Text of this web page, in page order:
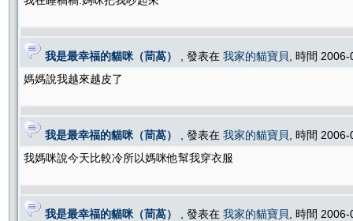
我是最幸福的貓咪（茼萵） , 發表在 我家的貓寶貝
, 時間
媽媽說我越來越皮了
我是最幸福的貓咪（茼萵） , 發表在 我家的貓寶貝
, 時間
我媽咪說今天比較冷所以媽咪他幫我穿衣服
我是最幸福的貓咪（茼萵） , 發表在 我家的貓寶貝
, 時間